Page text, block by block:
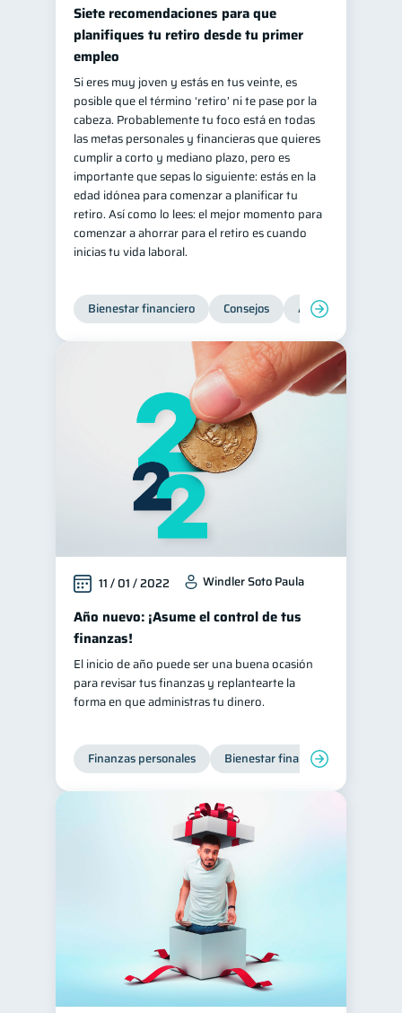
Inclusión financiera 22
Finanzas para mujeres 20
Salud financiera
Productos financieros 11
Organización Financiera 10
Deudas 10
Entidad financiera 8
Préstamos 8 Ahorro 8
Tarjeta de crédito 6
Servicios 4
Derechos & Deberes
Cuenta Abandonada 2
Inversiones 2
Finanzas Personales 1
Finanzas en Pareja 1
Educación Financiera
Mipymes
Información financiera 1
inversiones 1
Salud mental 1 ahorro 1
Doble sueldo
Gasto responsable 1
información financiera 1
Siete recomendaciones para que
planifiques tu retiro desde tu primer
empleo
Si eres muy joven y estás en tus veinte, es
posible que el término ‘retiro’ ni te pase por la
cabeza. Probablemente tu foco está en todas
las metas personales y financieras que quieres
cumplir a corto y mediano plazo, pero es
importante que sepas lo siguiente: estás en la
edad idónea para comenzar a planificar tu
retiro. Así como lo lees: el mejor momento para
comenzar a ahorrar para el retiro es cuando
inicias tu vida laboral.
Bienestar financiero Consejos Ahorro
11 / 01 / 2022 Windler Soto Paula
Año nuevo: ¡Asume el control de tus
finanzas!
El inicio de año puede ser una buena ocasión
para revisar tus finanzas y replantearte la
forma en que administras tu dinero.
Finanzas personales Bienestar financiero